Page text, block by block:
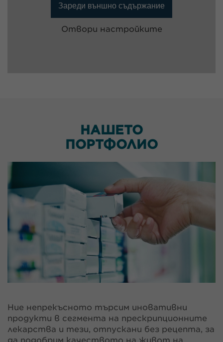
Зареди външно съдържание
Отвори настройките
НАШЕТО
ПОРТФОЛИО
Ние непрекъсното търсим иновативни
продукти в сегмента на прескрипционните
лекарства и тези, отпускани без рецепта, за
да подобрим качеството на живот на